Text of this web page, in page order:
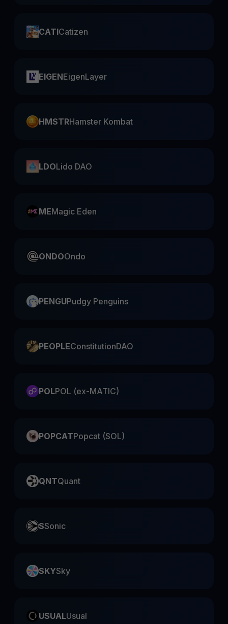
CATICatizen
EIGENEigenLayer
HMSTRHamster Kombat
LDOLido DAO
MEMagic Eden
ONDOOndo
PENGUPudgy Penguins
PEOPLEConstitutionDAO
POLPOL (ex-MATIC)
POPCATPopcat (SOL)
QNTQuant
SSonic
SKYSky
USUALUsual